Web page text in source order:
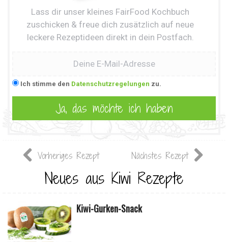
Lass dir unser kleines FairFood Kochbuch
zuschicken & freue dich zusätzlich auf neue
leckere Rezeptideen direkt in dein Postfach.
Ich stimme den Datenschutzregelungen zu.
Vorheriges Rezept Nächstes Rezept
Neues aus Kiwi Rezepte
Kiwi-Gurken-Snack